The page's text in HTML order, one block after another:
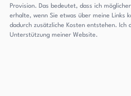
Provision. Das bedeutet, dass ich
erhalte, wenn Sie etwas über meine Links
dadurch zusätzliche Kosten entstehen. Ich
Unterstützung meiner Website.